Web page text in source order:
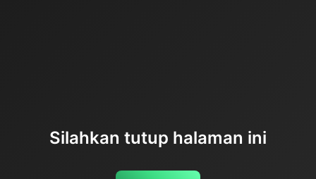
Silahkan tutup halaman ini